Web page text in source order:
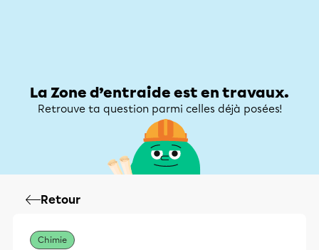
La Zone d’entraide est en travaux.
Retrouve ta question parmi celles déjà posées!
Retour
Chimie